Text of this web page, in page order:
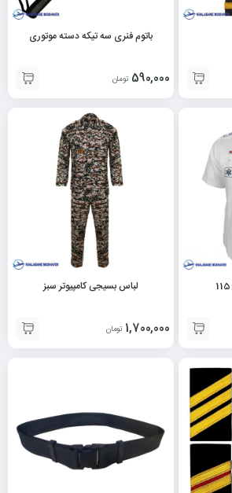
باتوم فنری سه تیکه دسته موتوری
590,000 تومان
لباس بسیجی کامپیوتر سبز
1,700,000 تومان